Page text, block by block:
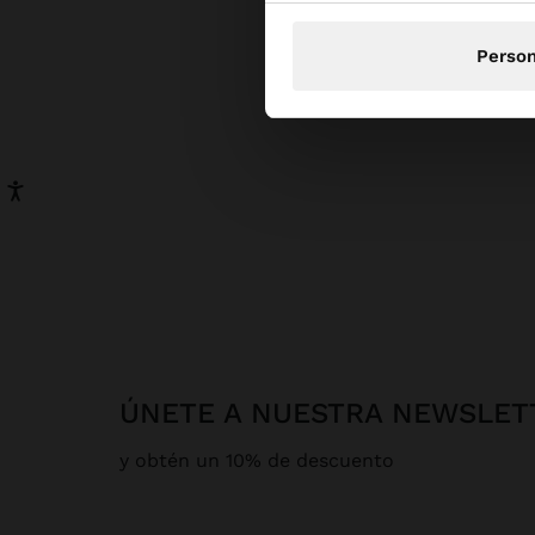
ÚNETE A NUESTRA
y obtén un 10% de descuento